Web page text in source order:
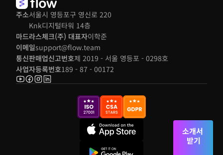
주소서울시 영등포구 영신로 220
Knk디지털타워 14층
마드라스체크(주) 대표자이학준
이메일support@flow.team
통신판매업신고번호제 2019 - 서울 영등포 - 0298호
사업자등록번호189 - 87 - 00172
소개서
받기